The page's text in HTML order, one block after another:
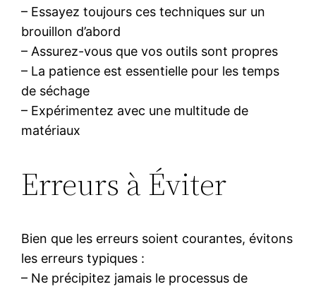
– Essayez toujours ces techniques sur un
brouillon d’abord
– Assurez-vous que vos outils sont propres
– La patience est essentielle pour les temps
de séchage
– Expérimentez avec une multitude de
matériaux
Erreurs à Éviter
Bien que les erreurs soient courantes, évitons
les erreurs typiques :
– Ne précipitez jamais le processus de